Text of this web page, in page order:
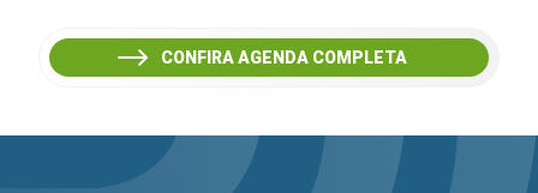
CONFIRA AGENDA COMPLETA